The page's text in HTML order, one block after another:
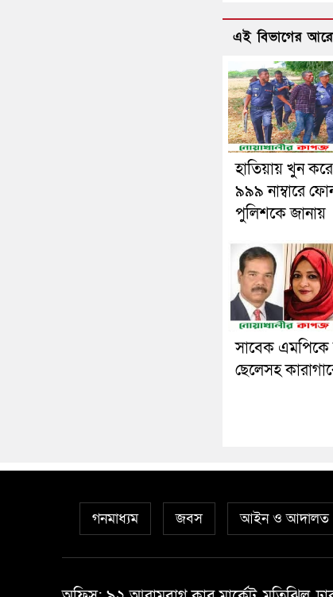
এই বিভাগের
হাতিয়ায় খুন
৯৯৯ নাম্বারে
পুলিশকে জানায়
সাবেক এমপিকে
ছেলেসহ
গনমাধ্যম জবস আইন ও আদালত